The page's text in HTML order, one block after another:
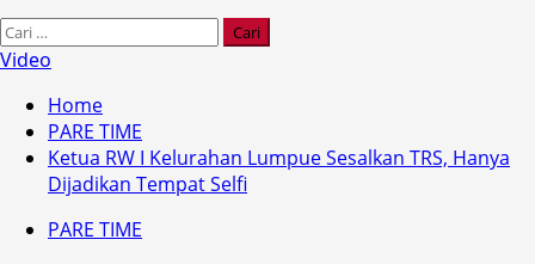
Cari
untuk:
Video
Home
PARE TIME
Ketua RW I Kelurahan Lumpue Sesalkan TRS, Hanya
Dijadikan Tempat Selfi
PARE TIME